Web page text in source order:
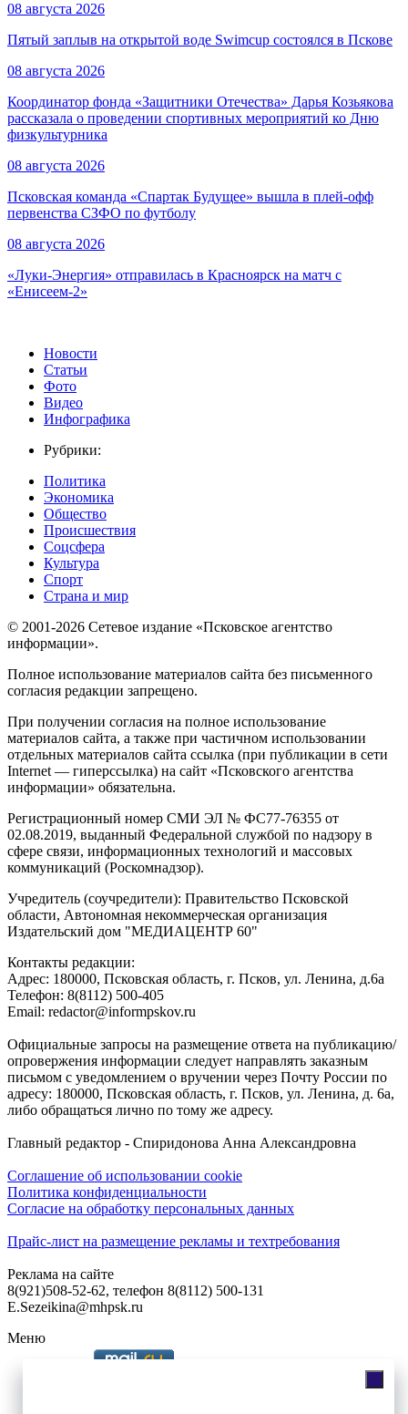
08 августа 2026
Пятый заплыв на открытой воде Swimcup состоялся в Пскове
08 августа 2026
Координатор фонда «Защитники Отечества» Дарья Козьякова
рассказала о проведении спортивных мероприятий ко Дню
физкультурника
08 августа 2026
Псковская команда «Спартак Будущее» вышла в плей-офф
первенства СЗФО по футболу
08 августа 2026
«Луки-Энергия» отправилась в Красноярск на матч с
«Енисеем-2»
Новости
Статьи
Фото
Видео
Инфографика
Рубрики:
Политика
Экономика
Общество
Происшествия
Соцсфера
Культура
Спорт
Страна и мир
© 2001-2026 Сетевое издание «Псковское агентство
информации».
Полное использование материалов сайта без письменного
согласия редакции запрещено.
При получении согласия на полное использование
материалов сайта, а также при частичном использовании
отдельных материалов сайта ссылка (при публикации в сети
Internet — гиперссылка) на сайт «Псковского агентства
информации» обязательна.
Регистрационный номер СМИ ЭЛ № ФС77-76355 от
02.08.2019, выданный Федеральной службой по надзору в
сфере связи, информационных технологий и массовых
коммуникаций (Роскомнадзор).
Учредитель (соучредители): Правительство Псковской
области, Автономная некоммерческая организация
Издательский дом "МЕДИАЦЕНТР 60"
Контакты редакции:
Адреc: 180000, Псковская область, г. Псков, ул. Ленина, д.6а
Телефон: 8(8112) 500-405
Email: redactor@informpskov.ru
Официальные запросы на размещение ответа на публикацию/
опровержения информации следует направлять заказным
письмом с уведомлением о вручении через Почту России по
адресу: 180000, Псковская область, г. Псков, ул. Ленина, д. 6а,
либо обращаться лично по тому же адресу.
Главный редактор - Спиридонова Анна Александровна
Соглашение об использовании cookie
Политика конфиденциальности
Согласие на обработку персональных данных
Прайс-лист на размещение рекламы и техтребования
Реклама на сайте
8(921)508-52-62, телефон 8(8112) 500-131
E.Sezeikina@mhpsk.ru
Меню